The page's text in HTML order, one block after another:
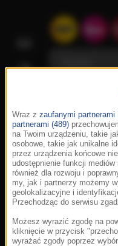
Wraz z zaufanymi partnerami
partnerami (489)
na Twoim urządzeniu, takie
osobowe, takie jak unikalne
przez urządzenia końcowe
udostępnienie funkcji mediów
również dla rozwoju i
my, jak i partnerzy możemy
geolokalizacyjne i
Przechodząc do serwisu
Możesz wyrazić zgodę na
kliknięcie w przycisk
wyrażać zgody poprzez